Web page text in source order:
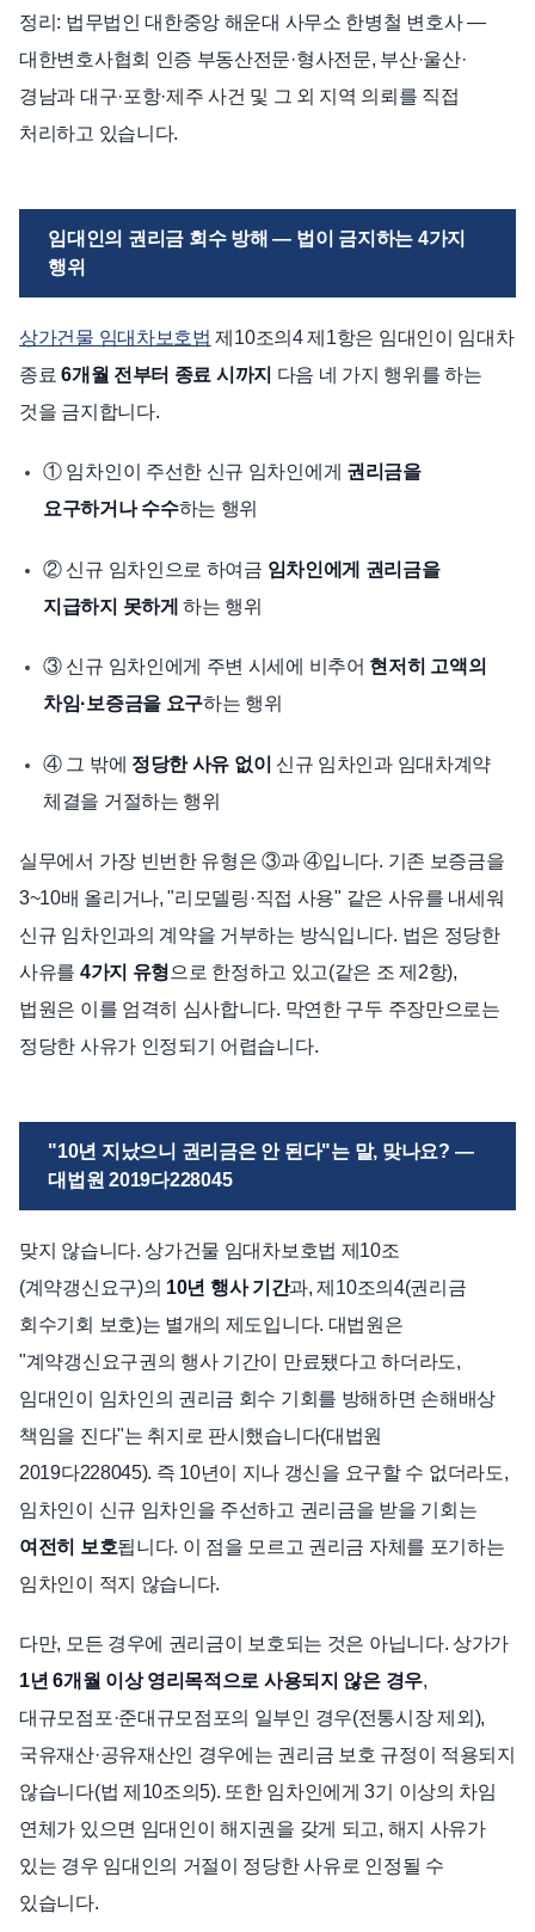
정리: 법무법인 대한중앙 해운대 사무소 한병철 변호사 —
대한변호사협회 인증 부동산전문·형사전문, 부산·울산·
경남과 대구·포항·제주 사건 및 그 외 지역 의뢰를 직접
처리하고 있습니다.
임대인의 권리금 회수 방해 — 법이 금지하는 4가지
행위
상가건물 임대차보호법 제10조의4 제1항은 임대인이 임대차
종료6개월 전부터 종료 시까지 다음 네 가지 행위를 하는
것을 금지합니다.
① 임차인이 주선한 신규 임차인에게 권리금을
요구하거나 수수하는 행위
② 신규 임차인으로 하여금 임차인에게 권리금을
지급하지 못하게 하는 행위
③ 신규 임차인에게 주변 시세에 비추어 현저히 고액의
차임·보증금을 요구하는 행위
④ 그 밖에 정당한 사유 없이 신규 임차인과 임대차계약
체결을 거절하는 행위
실무에서 가장 빈번한 유형은 ③과 ④입니다. 기존 보증금을
3~10배 올리거나, "리모델링·직접 사용" 같은 사유를 내세워
신규 임차인과의 계약을 거부하는 방식입니다. 법은 정당한
사유를 4가지 유형 으로 한정하고 있고(같은 조 제2항),
법원은 이를 엄격히 심사합니다. 막연한 구두 주장만으로는
정당한 사유가 인정되기 어렵습니다.
"10년 지났으니 권리금은 안 된다"는 말, 맞나요? —
대법원 2019다228045
맞지 않습니다. 상가건물 임대차보호법 제10조
(계약갱신요구)의 10년 행사 기간과, 제10조의4(권리금
회수기회 보호)는 별개의 제도입니다. 대법원은
"계약갱신요구권의 행사 기간이 만료됐다고 하더라도,
임대인이 임차인의 권리금 회수 기회를 방해하면 손해배상
책임을 진다"는 취지로 판시했습니다(대법원
2019다228045). 즉 10년이 지나 갱신을 요구할 수 없더라도,
임차인이 신규 임차인을 주선하고 권리금을 받을 기회는
여전히 보호됩니다. 이 점을 모르고 권리금 자체를 포기하는
임차인이 적지 않습니다.
다만, 모든 경우에 권리금이 보호되는 것은 아닙니다. 상가가
1년 6개월 이상 영리목적으로 사용되지 않은 경우,
대규모점포·준대규모점포의 일부인 경우(전통시장 제외),
국유재산·공유재산인 경우에는 권리금 보호 규정이 적용되지
않습니다(법 제10조의5). 또한 임차인에게 3기 이상의 차임
연체가 있으면 임대인이 해지권을 갖게 되고, 해지 사유가
있는 경우 임대인의 거절이 정당한 사유로 인정될 수
있습니다.